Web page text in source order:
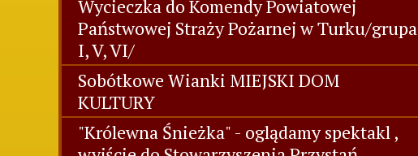
Wycieczka do Komendy Powiatowej
Państwowej Straży Pożarnej w Turku/grupa
I, V, VI/
Sobótkowe Wianki MIEJSKI DOM
KULTURY
"Królewna Śnieżka" - oglądamy spektakl ,